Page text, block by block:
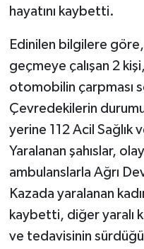
hayatını kaybetti.
Edinilen bilgilere göre,
geçmeye çalışan 2
otomobilin çarpması
Çevredekilerin
yerine 112 Acil Sağlık
Yaralanan şahıslar,
ambulanslarla Ağrı
Kazada yaralanan
kaybetti, diğer yaralı
ve tedavisinin